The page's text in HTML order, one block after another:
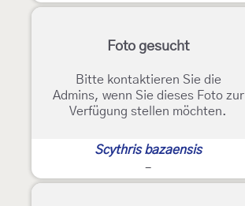
Foto gesucht
Bitte kontaktieren Sie die
Admins, wenn Sie dieses Foto zur
Verfügung stellen möchten.
Scythris bazaensis
-